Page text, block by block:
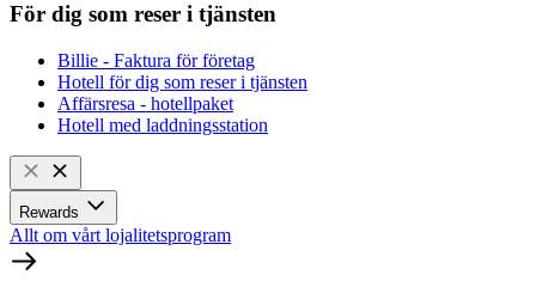
För dig som reser i tjänsten
Billie - Faktura för företag
Hotell för dig som reser i tjänsten
Affärsresa - hotellpaket
Hotell med laddningsstation
Rewards
Allt om vårt lojalitetsprogram